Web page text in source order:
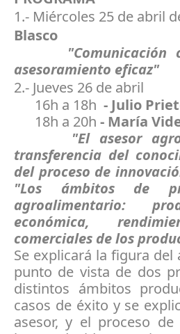
1.- Miércoles 25 de abril
Blasco
"Comunicación
asesoramiento eficaz"
2.- Jueves 26 de abril
16h a 18h - Julio
18h a 20h - María
"El asesor
transferencia del
del proceso de
"Los ámbitos de
agroalimentario:
económica,
comerciales de los
Se explicará la figura
punto de vista de dos
distintos ámbitos
casos de éxito y se
asesor, y el proceso de